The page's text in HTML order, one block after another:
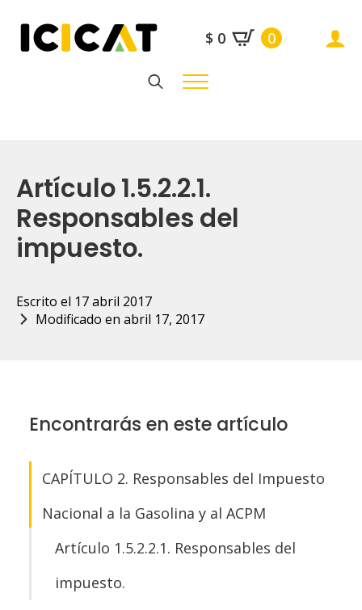
$ 0 0
Artículo 1.5.2.2.1.
Responsables del
impuesto.
Escrito el 17 abril 2017
Modificado en abril 17, 2017
Encontrarás en este artículo
CAPÍTULO 2. Responsables del Impuesto
Nacional a la Gasolina y al ACPM
Artículo 1.5.2.2.1. Responsables del
impuesto.